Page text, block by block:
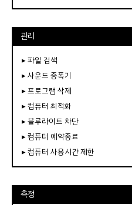
관리
▸ 파일 검색
▸ 사운드 증폭기
▸ 프로그램 삭제
▸ 컴퓨터 최적화
▸ 블루라이트 차단
▸ 컴퓨터 예약종료
▸ 컴퓨터 사용시간 제한
측정